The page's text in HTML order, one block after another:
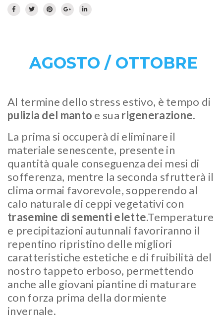
Prato fiorito
Speciali
RICHIEDI INFORMAZIONI
AGOSTO / OTTOBRE
Al termine dello stress estivo, è tempo di
pulizia del manto e sua rigenerazione.
La prima si occuperà di eliminare il
materiale senescente, presente in
quantità quale conseguenza dei mesi di
sofferenza, mentre la seconda sfrutterà il
clima ormai favorevole, sopperendo al
calo naturale di ceppi vegetativi con
trasemine di sementi elette.Temperature
e precipitazioni autunnali favoriranno il
repentino ripristino delle migliori
caratteristiche estetiche e di fruibilità del
nostro tappeto erboso, permettendo
anche alle giovani piantine di maturare
con forza prima della dormiente
invernale.